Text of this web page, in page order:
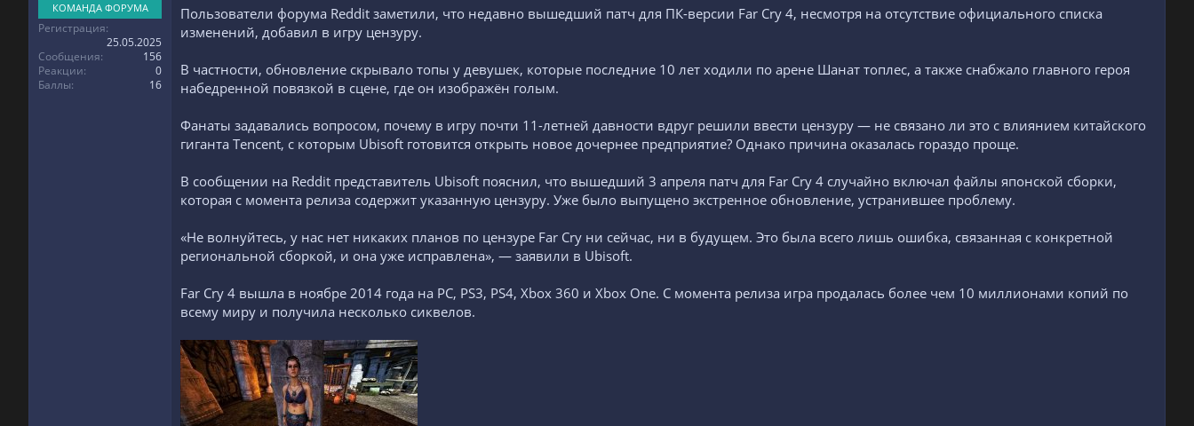
КОМАНДА ФОРУМА
Регистрация
25.05.2025
Сообщения
156
Реакции
0
Баллы
16
Пользователи форума Reddit заметили, что недавно вышедший патч для ПК-версии Far Cry 4, несмотря на отсутствие официального списка
изменений, добавил в игру цензуру.
В частности, обновление скрывало топы у девушек, которые последние 10 лет ходили по арене Шанат топлес, а также снабжало главного героя
набедренной повязкой в сцене, где он изображён голым.
Фанаты задавались вопросом, почему в игру почти 11-летней давности вдруг решили ввести цензуру — не связано ли это с влиянием китайского
гиганта Tencent, с которым Ubisoft готовится открыть новое дочернее предприятие? Однако причина оказалась гораздо проще.
В сообщении на Reddit представитель Ubisoft пояснил, что вышедший 3 апреля патч для Far Cry 4 случайно включал файлы японской сборки,
которая с момента релиза содержит указанную цензуру. Уже было выпущено экстренное обновление, устранившее проблему.
«Не волнуйтесь, у нас нет никаких планов по цензуре Far Cry ни сейчас, ни в будущем. Это была всего лишь ошибка, связанная с конкретной
региональной сборкой, и она уже исправлена», — заявили в Ubisoft.
Far Cry 4 вышла в ноябре 2014 года на PC, PS3, PS4, Xbox 360 и Xbox One. С момента релиза игра продалась более чем 10 миллионами копий по
всему миру и получила несколько сиквелов.